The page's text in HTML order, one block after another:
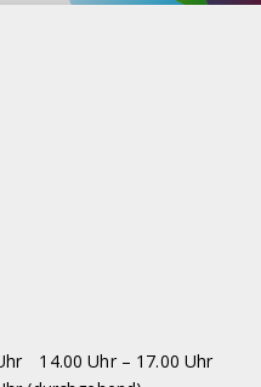
NACHMITTAG
14.00 Uhr – 17.00 Uhr